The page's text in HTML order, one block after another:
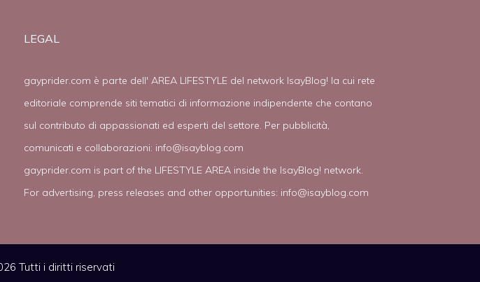
LEGAL
gayprider.com è parte dell' AREA LIFESTYLE del network IsayBlog! la cui rete
editoriale comprende siti tematici di informazione indipendente che contano
sul contributo di appassionati ed esperti del settore. Per pubblicità,
comunicati e collaborazioni: info@isayblog.com
gayprider.com is part of the LIFESTYLE AREA inside the IsayBlog! network.
For advertising, press releases and other opportunities: info@isayblog.com
Tutti i diritti riservati